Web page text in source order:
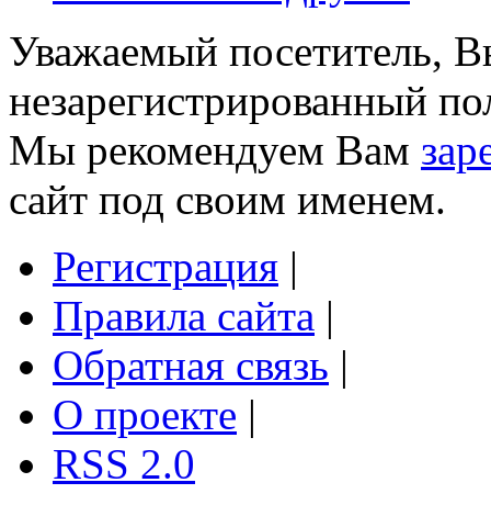
Уважаемый посетитель,
незарегистрированный
Мы рекомендуем Вам
сайт под своим именем.
Регистрация |
Правила сайта |
Обратная связь |
О проекте |
RSS 2.0